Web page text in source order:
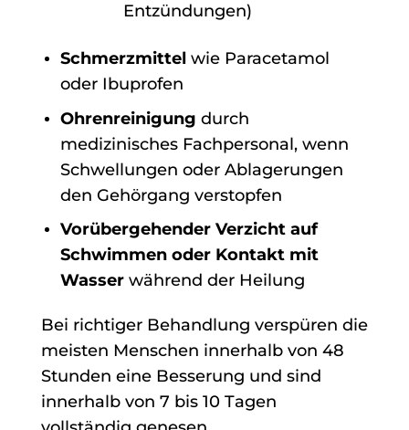
Entzündungen)
Schmerzmittel wie Paracetamol
oder Ibuprofen
Ohrenreinigung durch
medizinisches Fachpersonal, wenn
Schwellungen oder Ablagerungen
den Gehörgang verstopfen
Vorübergehender Verzicht auf
Schwimmen oder Kontakt mit
Wasserwährend der Heilung
Bei richtiger Behandlung verspüren die
meisten Menschen innerhalb von 48
Stunden eine Besserung und sind
innerhalb von 7 bis 10 Tagen